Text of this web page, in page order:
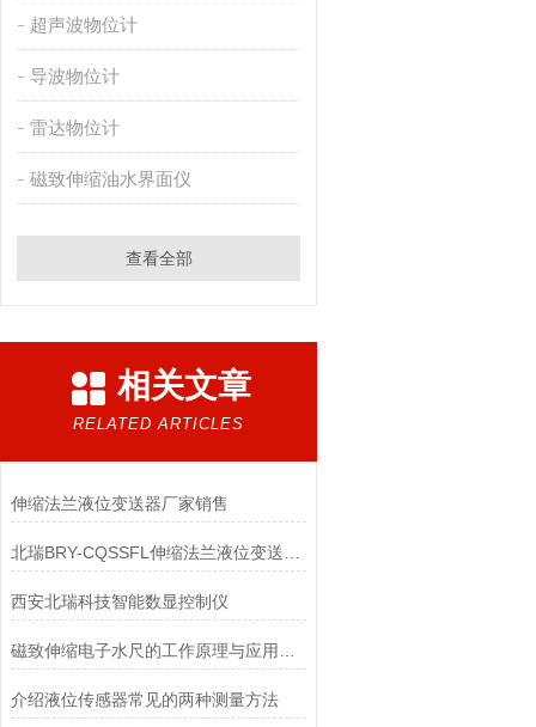
超声波物位计
导波物位计
雷达物位计
磁致伸缩油水界面仪
查看全部
相关文章
RELATED ARTICLES
伸缩法兰液位变送器厂家销售
西安北瑞科技智能数显控制仪
介绍液位传感器常见的两种测量方法